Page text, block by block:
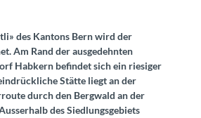
des Kantons Bern wird der
Am Rand der ausgedehnten
Habkern befindet sich ein riesiger
Stätte liegt an der
durch den Bergwald an der
des Siedlungsgebiets